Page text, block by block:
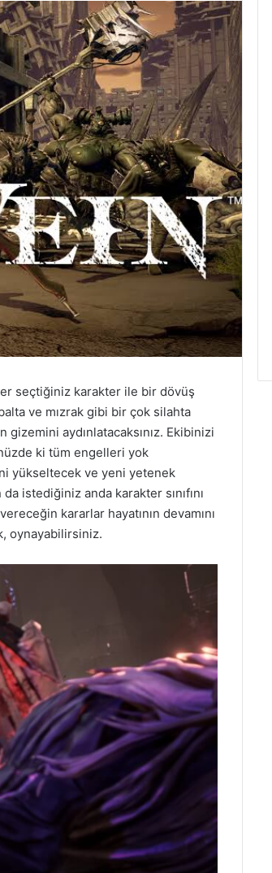
seçtiğiniz karakter ile bir dövüş
ve mızrak gibi bir çok silahta
aydınlatacaksınız. Ekibinizi
ki tüm engelleri yok
yükseltecek ve yeni yetenek
da istediğiniz anda karakter sınıfını
kararlar hayatının devamını
oynayabilirsiniz.